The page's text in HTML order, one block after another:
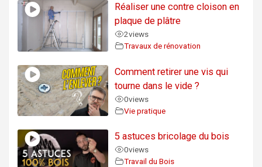
Réaliser une contre cloison en
plaque de plâtre
2views
Travaux de rénovation
Comment retirer une vis qui
tourne dans le vide ?
0views
Vie pratique
5 astuces bricolage du bois
0views
Travail du Bois